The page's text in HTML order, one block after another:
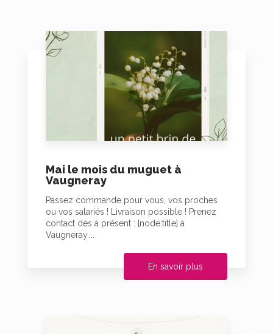
Mai le mois du muguet à
Vaugneray
Passez commande pour vous, vos proches
ou vos salariés ! Livraison possible ! Prenez
contact dès à présent : [node:title] à
Vaugneray....
En savoir plus